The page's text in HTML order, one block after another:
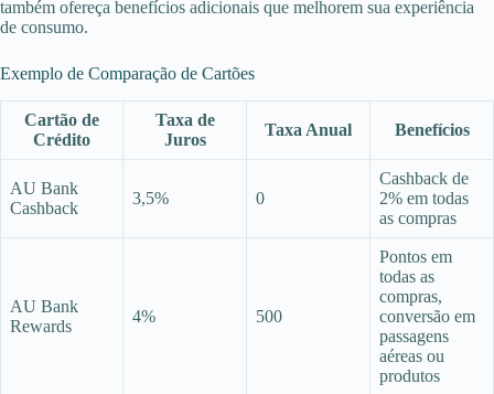
também ofereça benefícios adicionais que melhorem sua experiência
de consumo.
Exemplo de Comparação de Cartões
Cartão de
Crédito
Taxa de
Juros
Taxa Anual Benefícios
AU Bank
Cashback
3,5% 0
Cashback de
2% em todas
as compras
AU Bank
Rewards
4% 500
Pontos em
todas as
compras,
conversão em
passagens
aéreas ou
produtos